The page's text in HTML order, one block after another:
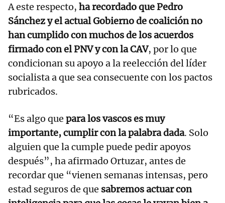
A este respecto, ha recordado que Pedro
Sánchez y el actual Gobierno de coalición no
han cumplido con muchos de los acuerdos
firmado con el PNV y con la CAV, por lo que
condicionan su apoyo a la reelección del líder
socialista a que sea consecuente con los pactos
rubricados.
“Es algo que para los vascos es muy
importante, cumplir con la palabra dada. Solo
alguien que la cumple puede pedir apoyos
después”, ha afirmado Ortuzar, antes de
recordar que “vienen semanas intensas, pero
estad seguros de que sabremos actuar con